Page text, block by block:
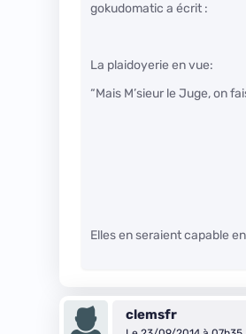
gokudomatic a écrit :
La plaidoyerie en vue:
“Mais M’sieur le Juge, on
Elles en seraient capable
clemsfr